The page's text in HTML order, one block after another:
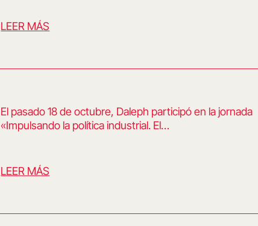
LEER MÁS
El pasado 18 de octubre, Daleph participó en la jornada
«Impulsando la política industrial. El…
LEER MÁS